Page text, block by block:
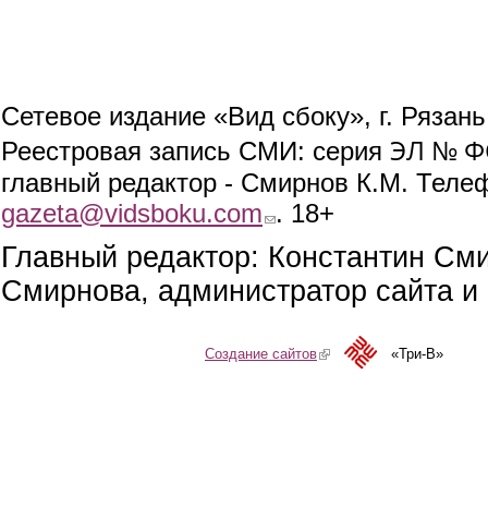
Сетевое издание «Вид сбоку», г.
Реестровая запись СМИ: серия ЭЛ №
главный редактор - Смирнов К.М.
gazeta@vidsboku.com (link sends e-mail)
. 18+
Главный редактор: Константин
Смирнова, администратор сайта
Создание сайтов(link is external)«Три-В»